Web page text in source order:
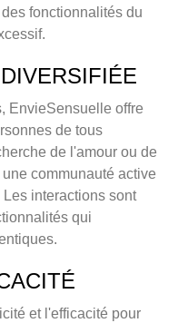
fonctionnalités du
EnvieSensuelle offre
de tous
de l'amour ou de
communauté active
interactions sont
qui
et l'efficacité pour